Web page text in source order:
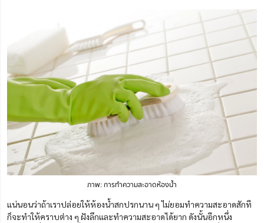
ภาพ: การทำความสะอาดห้องน้ำ
แน่นอนว่าถ้าเราปล่อยให้ห้องน้ำสกปรกนาน ๆ ไม่ยอมทำความสะอาดสักที
ก็จะทำให้คราบต่าง ๆ ฝังลึกและทำความสะอาดได้ยาก ดังนั้นอีกหนึ่ง